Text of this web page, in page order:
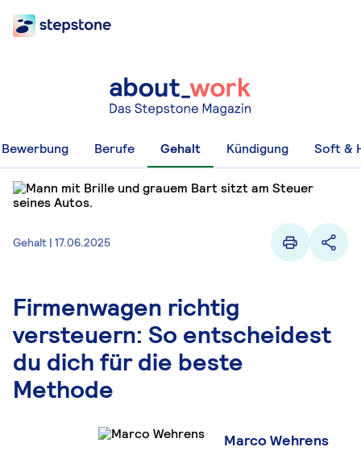
Bewerbung Berufe Gehalt Kündigung Soft &
Gehalt | 17.06.2025
Firmenwagen richtig
versteuern: So entscheidest
du dich für die beste
Methode
Marco Wehrens